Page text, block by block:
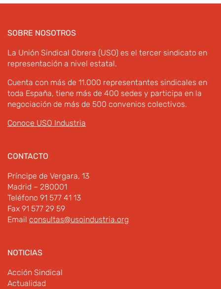
SOBRE NOSOTROS
La Unión Sindical Obrera (USO) es el tercer sindicato en
representación a nivel estatal.
Cuenta con más de 11.000 representantes sindicales en
toda España, tiene más de 400 sedes y participa en la
negociación de más de 500 convenios colectivos.
Conoce USO Industria
CONTACTO
Príncipe de Vergara, 13
Madrid – 280001
Teléfono 91 577 41 13
Fax 91 577 29 59
Email consultas@usoindustria.org
NOTICIAS
Acción Sindical
Actualidad